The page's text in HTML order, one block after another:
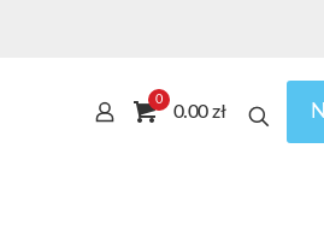
0
0.00 zł